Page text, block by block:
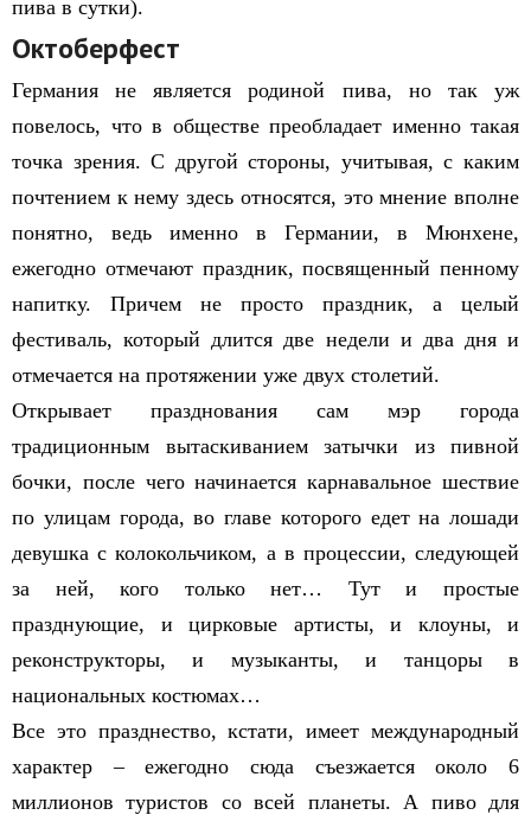
пива в сутки).
Октоберфест
Германия не является родиной пива, но так уж
повелось, что в обществе преобладает именно такая
точка зрения. С другой стороны, учитывая, с каким
почтением к нему здесь относятся, это мнение вполне
понятно, ведь именно в Германии, в Мюнхене,
ежегодно отмечают праздник, посвященный пенному
напитку. Причем не просто праздник, а целый
фестиваль, который длится две недели и два дня и
отмечается на протяжении уже двух столетий.
Открывает празднования сам мэр города
традиционным вытаскиванием затычки из пивной
бочки, после чего начинается карнавальное шествие
по улицам города, во главе которого едет на лошади
девушка с колокольчиком, а в процессии, следующей
за ней, кого только нет… Тут и простые
празднующие, и цирковые артисты, и клоуны, и
реконструкторы, и музыканты, и танцоры в
национальных костюмах…
Все это празднество, кстати, имеет международный
характер – ежегодно сюда съезжается около 6
миллионов туристов со всей планеты. А пиво для